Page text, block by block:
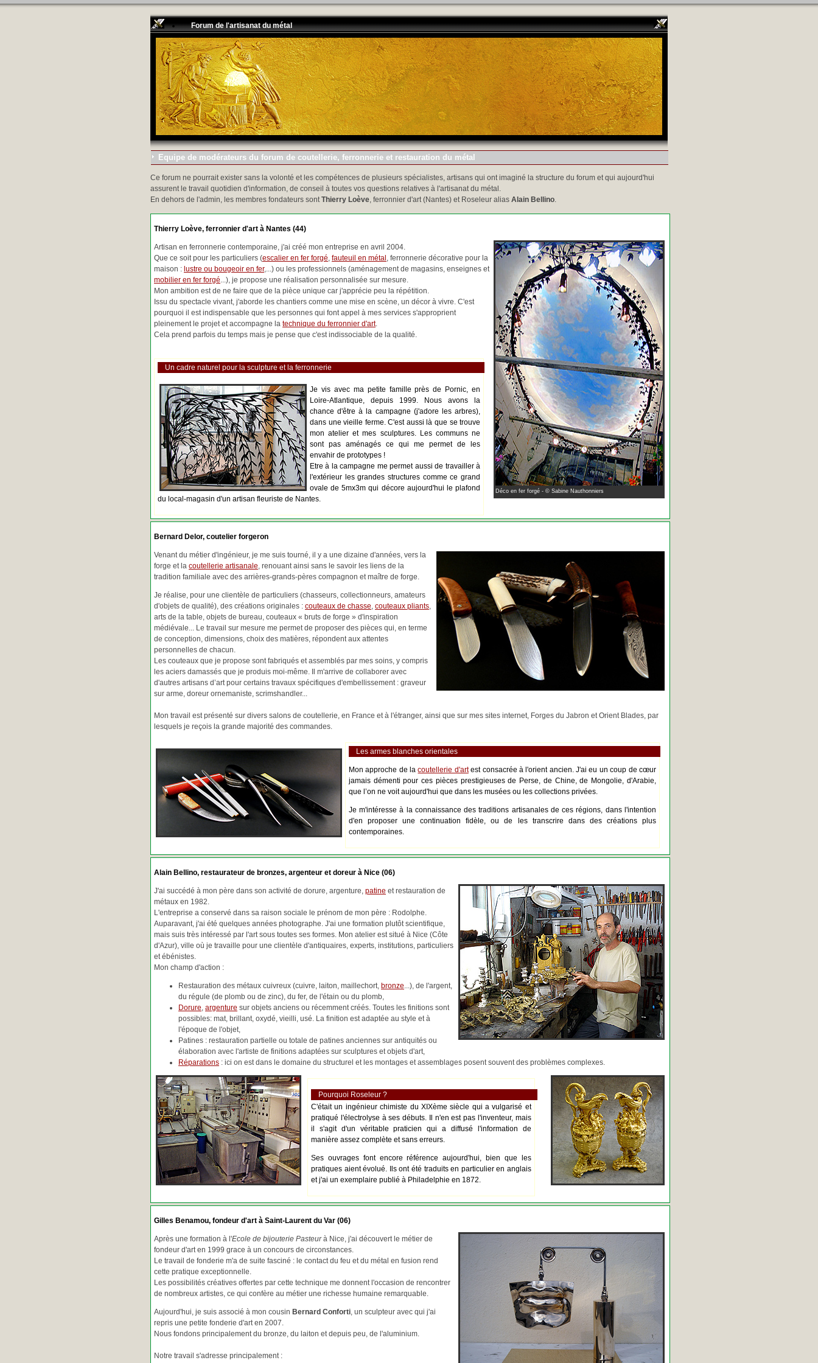
Forum de l'artisanat du métal
Equipe de modérateurs du forum de coutellerie, ferronnerie et restauration du métal
Ce forum ne pourrait exister sans la volonté et les compétences de plusieurs spécialistes, artisans qui ont imaginé la structure du forum et qui aujourd'hui
assurent le travail quotidien d'information, de conseil à toutes vos questions relatives à l'artisanat du métal.
En dehors de l'admin, les membres fondateurs sontThierry Loève, ferronnier d'art (Nantes) et Roseleur alias Alain Bellino.
Thierry Loève, ferronnier d'art à Nantes (44)
Déco en fer forgé - © Sabine Nauthonniers
Artisan en ferronnerie contemporaine, j'ai créé mon entreprise en avril 2004.
Que ce soit pour les particuliers (escalier en fer forgé, fauteuil en métal , ferronnerie décorative pour la
maison : lustre ou bougeoir en fer,...) ou les professionnels (aménagement de magasins, enseignes et
mobilier en fer forgé...), je propose une réalisation personnalisée sur mesure.
Mon ambition est de ne faire que de la pièce unique car j'apprécie peu la répétition.
Issu du spectacle vivant, j'aborde les chantiers comme une mise en scène, un décor à vivre. C'est
pourquoi il est indispensable que les personnes qui font appel à mes services s'approprient
pleinement le projet et accompagne la technique du ferronnier d'art.
Cela prend parfois du temps mais je pense que c'est indissociable de la qualité.
Un cadre naturel pour la sculpture et la ferronnerie
Je vis avec ma petite famille près de Pornic, en
Loire-Atlantique, depuis 1999. Nous avons la
chance d'être à la campagne (j'adore les arbres),
dans une vieille ferme. C'est aussi là que se trouve
mon atelier et mes sculptures. Les communs ne
sont pas aménagés ce qui me permet de les
envahir de prototypes !
Etre à la campagne me permet aussi de travailler à
l'extérieur les grandes structures comme ce grand
ovale de 5mx3m qui décore aujourd'hui le plafond
du local-magasin d'un artisan fleuriste de Nantes.
Bernard Delor, coutelier forgeron
Venant du métier d'ingénieur, je me suis tourné, il y a une dizaine d'années, vers la
forge et la coutellerie artisanale, renouant ainsi sans le savoir les liens de la
tradition familiale avec des arrières-grands-pères compagnon et maître de forge.
Je réalise, pour une clientèle de particuliers (chasseurs, collectionneurs, amateurs
d'objets de qualité), des créations originales : couteaux de chasse, couteaux pliants,
arts de la table, objets de bureau, couteaux « bruts de forge » d'inspiration
médiévale... Le travail sur mesure me permet de proposer des pièces qui, en terme
de conception, dimensions, choix des matières, répondent aux attentes
personnelles de chacun.
Les couteaux que je propose sont fabriqués et assemblés par mes soins, y compris
les aciers damassés que je produis moi-même. Il m'arrive de collaborer avec
d'autres artisans d’art pour certains travaux spécifiques d'embellissement : graveur
sur arme, doreur ornemaniste, scrimshandler...
Mon travail est présenté sur divers salons de coutellerie, en France et à l'étranger, ainsi que sur mes sites internet, Forges du Jabron et Orient Blades, par
lesquels je reçois la grande majorité des commandes.
Les armes blanches orientales
Mon approche de lacoutellerie d'artest consacrée à l'orient ancien. J'ai eu un coup de cœur
jamais démenti pour ces pièces prestigieuses de Perse, de Chine, de Mongolie, d'Arabie,
que l’on ne voit aujourd'hui que dans les musées ou les collections privées.
Je m'intéresse à la connaissance des traditions artisanales de ces régions, dans l'intention
d'en proposer une continuation fidèle, ou de les transcrire dans des créations plus
contemporaines.
Alain Bellino, restaurateur de bronzes, argenteur et doreur à Nice (06)
J'ai succédé à mon père dans son activité de dorure, argenture, patine et restauration de
métaux en 1982.
L'entreprise a conservé dans sa raison sociale le prénom de mon père : Rodolphe.
Auparavant, j'ai été quelques années photographe. J'ai une formation plutôt scientifique,
mais suis très intéressé par l'art sous toutes ses formes. Mon atelier est situé à Nice (Côte
d'Azur), ville où je travaille pour une clientèle d'antiquaires, experts, institutions, particuliers
et ébénistes.
Mon champ d'action :
Restauration des métaux cuivreux (cuivre, laiton, maillechort, bronze...), de l'argent,
du régule (de plomb ou de zinc), du fer, de l'étain ou du plomb,
Dorure, argenture sur objets anciens ou récemment créés. Toutes les finitions sont
possibles: mat, brillant, oxydé, vieilli, usé. La finition est adaptée au style et à
l'époque de l'objet,
Patines : restauration partielle ou totale de patines anciennes sur antiquités ou
élaboration avec l'artiste de finitions adaptées sur sculptures et objets d'art,
Réparations : ici on est dans le domaine du structurel et les montages et assemblages posent souvent des problèmes complexes.
Pourquoi Roseleur ?
C'était un ingénieur chimiste du XIXème siècle qui a vulgarisé et
pratiqué l'électrolyse à ses débuts. Il n'en est pas l'inventeur, mais
il s'agit d'un véritable praticien qui a diffusé l'information de
manière assez complète et sans erreurs.
Ses ouvrages font encore référence aujourd'hui, bien que les
pratiques aient évolué. Ils ont été traduits en particulier en anglais
et j'ai un exemplaire publié à Philadelphie en 1872.
Gilles Benamou, fondeur d'art à Saint-Laurent du Var (06)
Après une formation à l'Ecole de bijouterie Pasteurà Nice, j'ai découvert le métier de
fondeur d'art en 1999 grace à un concours de circonstances.
Le travail de fonderie m'a de suite fasciné : le contact du feu et du métal en fusion rend
cette pratique exceptionnelle.
Les possibilités créatives offertes par cette technique me donnent l'occasion de rencontrer
de nombreux artistes, ce qui confère au métier une richesse humaine remarquable.
Aujourd'hui, je suis associé à mon cousin Bernard Conforti, un sculpteur avec qui j'ai
repris une petite fonderie d'art en 2007.
Nous fondons principalement du bronze, du laiton et depuis peu, de l'aluminium.
Notre travail s'adresse principalement :